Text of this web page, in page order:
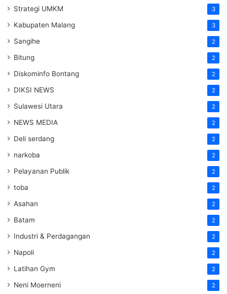
Strategi UMKM 3
Kabupaten Malang 3
Sangihe 2
Bitung 2
Diskominfo Bontang 2
DIKSI NEWS 2
Sulawesi Utara 2
NEWS MEDIA 2
Deli serdang 2
narkoba 2
Pelayanan Publik 2
toba 2
Asahan 2
Batam 2
Industri & Perdagangan 2
Napoli 2
Latihan Gym 2
Neni Moerneni 2